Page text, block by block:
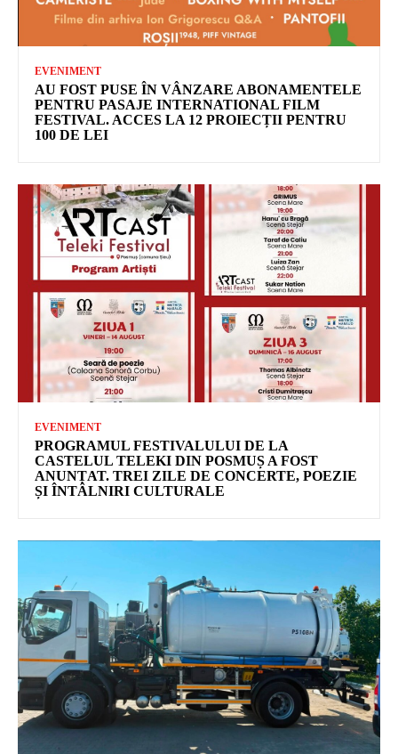
EVENIMENT
AU FOST PUSE ÎN VÂNZARE ABONAMENTELE
PENTRU PASAJE INTERNATIONAL FILM
FESTIVAL. ACCES LA 12 PROIECȚII PENTRU
100 DE LEI
EVENIMENT
PROGRAMUL FESTIVALULUI DE LA
CASTELUL TELEKI DIN POSMUȘ A FOST
ANUNȚAT. TREI ZILE DE CONCERTE, POEZIE
ȘI ÎNTÂLNIRI CULTURALE